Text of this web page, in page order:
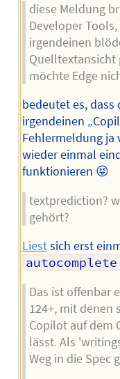
diese Meldung
Developer
irgendeinen
Quelltextansicht
möchte Edge
bedeutet es,
irgendeinen
Fehlermeldung ja
wieder einmal
funktionieren 😝
textprediction?
gehört?
Liestsich erst
autocomplete
Das ist offenbar
124+, mit denen
Copilot auf dem
lässt. Als
Weg in die Spec